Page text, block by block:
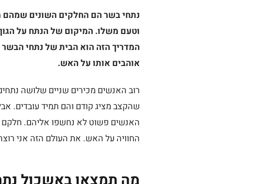
נתחי בשר הם החלקים השונים שמהם
וטעם משלו. המיקום של הנתח על
המדריך הזה הוא הבית של נתחי
אוהבים אותו על האש.
רוב האנשים מכירים שניים שלושה
שהקצב מציג קודם והם תמיד עובדים.
האנשים פשוט לא נחשפו אליהם. חלקם
החוויה על האש. את העולם הזה אני